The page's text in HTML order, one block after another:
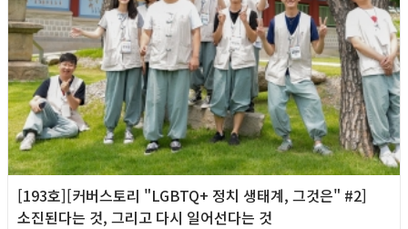
[193호][커버스토리 "LGBTQ+ 정치 생태계, 그것은" #2]
소진된다는 것, 그리고 다시 일어선다는 것